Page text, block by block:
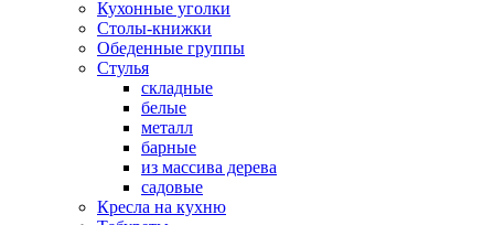
Кухонные уголки
Столы-книжки
Обеденные группы
Стулья
складные
белые
металл
барные
из массива дерева
садовые
Кресла на кухню